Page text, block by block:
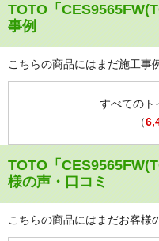
TOTO「
事例
こちらの商品にはまだ施工事
すべてのト
（
TOTO「
様の声・口コミ
こちらの商品にはまだお客様